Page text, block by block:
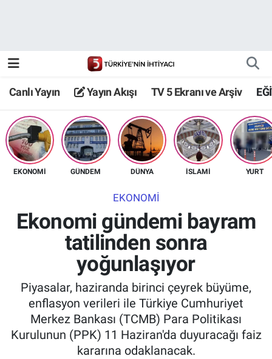
Canlı Yayın Yayın Akışı TV 5 Ekranı ve Arşiv
EKONOMİ GÜNDEM DÜNYA İSLAMİ YURT
EKONOMİ
Ekonomi gündemi bayram
tatilinden sonra
yoğunlaşıyor
Piyasalar, haziranda birinci çeyrek büyüme,
enflasyon verileri ile Türkiye Cumhuriyet
Merkez Bankası (TCMB) Para Politikası
Kurulunun (PPK) 11 Haziran'da duyuracağı faiz
kararına odaklanacak.
TV 5 Ekranı ve Arşiv